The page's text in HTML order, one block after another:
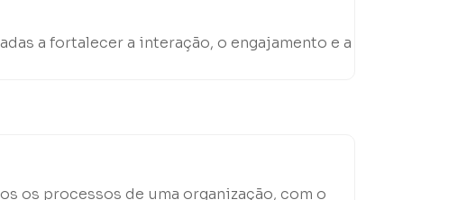
a fortalecer a interação, o engajamento e a
os processos de uma organização, com o